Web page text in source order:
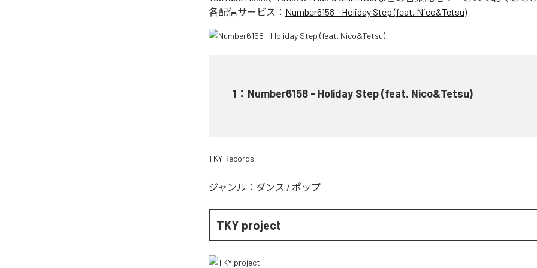
各配信サービス： Number6158 - Holiday Step (feat. Nico&Tetsu)
1 ： Number6158 - Holiday Step (feat. Nico&Tetsu)
TKY Records
ジャンル： ダンス / ポップ
TKY project